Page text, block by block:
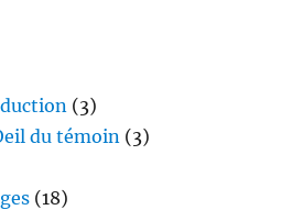
(3)
du témoin (3)
(18)